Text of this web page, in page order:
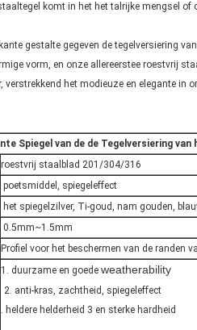
komt in het het talrijke mengsel
gestalte gegeven de tegelversiering
vorm, en onze allereerstee roestvrij
verstrekkend het modieuze en elegante in
Spiegel van de de Tegelversiering
roestvrij staalblad 201/304/316
poetsmiddel, spiegeleffect
het spiegelzilver, Ti-goud, nam gouden,
0.5mm~1.5mm
Profiel voor het beschermen van de randen
1. duurzame en goede weatherability
2. anti-kras, zachtheid, spiegeleffect
. heldere helderheid 3 en sterke hardheid